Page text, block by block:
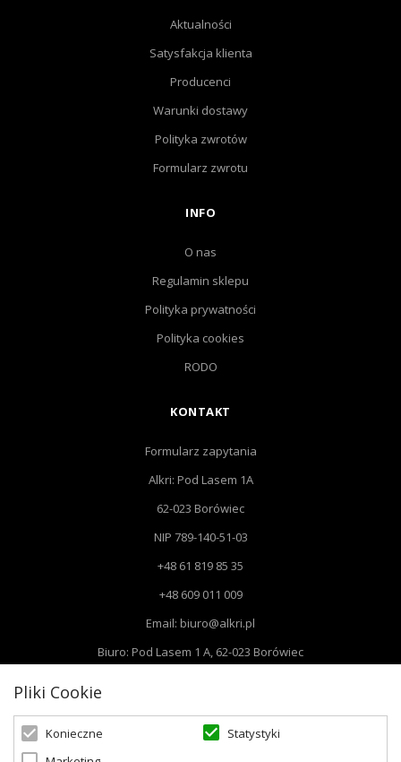
Aktualności
Satysfakcja klienta
Producenci
Warunki dostawy
Polityka zwrotów
Formularz zwrotu
INFO
O nas
Regulamin sklepu
Polityka prywatności
Polityka cookies
RODO
KONTAKT
Formularz zapytania
Alkri: Pod Lasem 1A
62-023 Borówiec
NIP 789-140-51-03
+48 61 819 85 35
+48 609 011 009
Email: biuro@alkri.pl
Biuro: Pod Lasem 1 A, 62-023 Borówiec
Pliki Cookie
Konieczne
Statystyki